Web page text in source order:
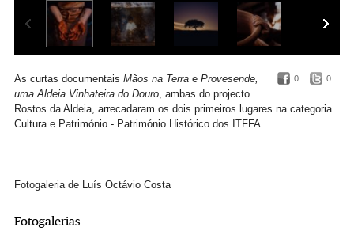
0 0
As curtas documentais Mãos na Terrae Provesende,
uma Aldeia Vinhateira do Douro, ambas do projecto
Rostos da Aldeia, arrecadaram os dois primeiros lugares na categoria
Cultura e Património - Património Histórico dos ITFFA.
Fotogaleria de Luís Octávio Costa
Fotogalerias